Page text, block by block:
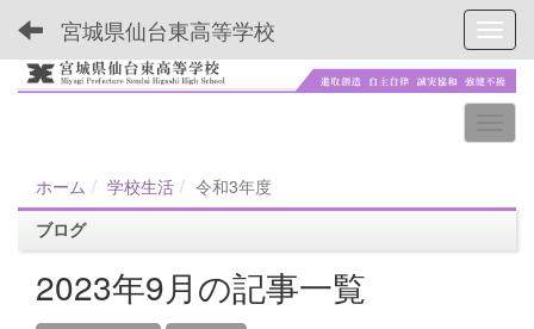
宮城県仙台東高等学校
ホーム 学校生活
令和3年度
ブログ
2023年9月の記事一覧